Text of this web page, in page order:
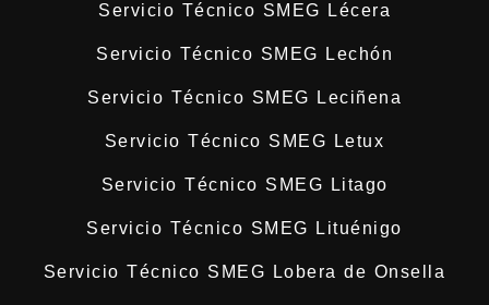
Servicio Técnico SMEG Lécera
Servicio Técnico SMEG Lechón
Servicio Técnico SMEG Leciñena
Servicio Técnico SMEG Letux
Servicio Técnico SMEG Litago
Servicio Técnico SMEG Lituénigo
Servicio Técnico SMEG Lobera de Onsella